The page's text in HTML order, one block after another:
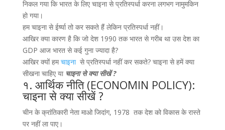
निकल गया कि भारत के लिए चाइना से प्रतिस्पर्धा करना लगभग नामुमकिन
हो गया।
हम चाइना से ईर्ष्या तो कर सकते हैं लेकिन प्रतिस्पर्धा नहीं।
आखिर क्या कारण है कि जो देश 1990 तक भारत से गरीब था उस देश का
GDP आज भारत से कई गुना ज्यादा है?
आखिर क्यों हमचाइनासे प्रतिस्पर्धा नहीं कर सकते? चाइना से हमें क्या
सीखना चाहिए या चाइना से क्या सीखें ?
१. आर्थिक नीति (ECONOMIN POLICY):
चाइना से क्या सीखें ?
चीन के क्रांतिकारी नेता माओ जिदांग, 1978 तक देश को विकास के रास्ते
पर नहीं ला पाए।